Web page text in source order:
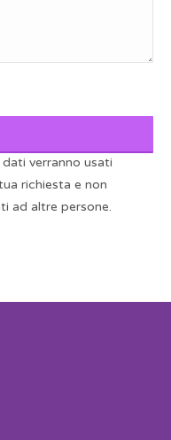
verranno usati
richiesta e non
ad altre persone.